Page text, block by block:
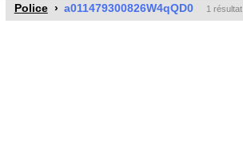
Police a011479300826W4qQD0 1 résultat